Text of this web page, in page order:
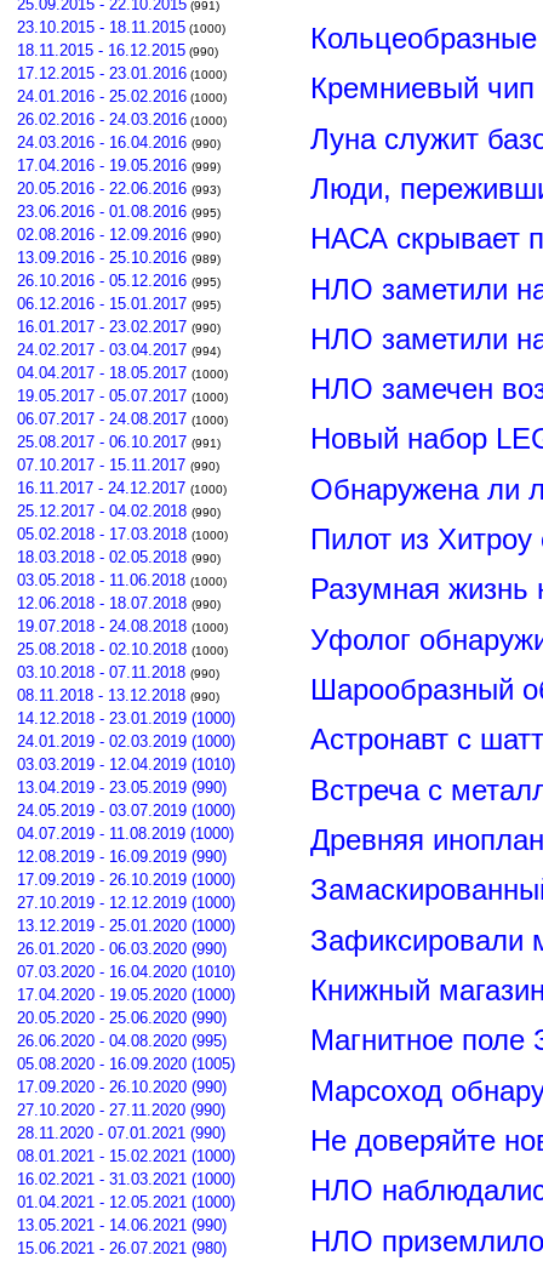
25.09.2015 - 22.10.2015 (991)
23.10.2015 - 18.11.2015 (1000)
18.11.2015 - 16.12.2015 (990)
17.12.2015 - 23.01.2016 (1000)
24.01.2016 - 25.02.2016 (1000)
26.02.2016 - 24.03.2016 (1000)
24.03.2016 - 16.04.2016 (990)
17.04.2016 - 19.05.2016 (999)
20.05.2016 - 22.06.2016 (993)
23.06.2016 - 01.08.2016 (995)
02.08.2016 - 12.09.2016 (990)
13.09.2016 - 25.10.2016 (989)
26.10.2016 - 05.12.2016 (995)
06.12.2016 - 15.01.2017 (995)
16.01.2017 - 23.02.2017 (990)
24.02.2017 - 03.04.2017 (994)
04.04.2017 - 18.05.2017 (1000)
19.05.2017 - 05.07.2017 (1000)
06.07.2017 - 24.08.2017 (1000)
25.08.2017 - 06.10.2017 (991)
07.10.2017 - 15.11.2017 (990)
16.11.2017 - 24.12.2017 (1000)
25.12.2017 - 04.02.2018 (990)
05.02.2018 - 17.03.2018 (1000)
18.03.2018 - 02.05.2018 (990)
03.05.2018 - 11.06.2018 (1000)
12.06.2018 - 18.07.2018 (990)
19.07.2018 - 24.08.2018 (1000)
25.08.2018 - 02.10.2018 (1000)
03.10.2018 - 07.11.2018 (990)
08.11.2018 - 13.12.2018 (990)
14.12.2018 - 23.01.2019 (1000)
24.01.2019 - 02.03.2019 (1000)
03.03.2019 - 12.04.2019 (1010)
13.04.2019 - 23.05.2019 (990)
24.05.2019 - 03.07.2019 (1000)
04.07.2019 - 11.08.2019 (1000)
12.08.2019 - 16.09.2019 (990)
17.09.2019 - 26.10.2019 (1000)
27.10.2019 - 12.12.2019 (1000)
13.12.2019 - 25.01.2020 (1000)
26.01.2020 - 06.03.2020 (990)
07.03.2020 - 16.04.2020 (1010)
17.04.2020 - 19.05.2020 (1000)
20.05.2020 - 25.06.2020 (990)
26.06.2020 - 04.08.2020 (995)
05.08.2020 - 16.09.2020 (1005)
17.09.2020 - 26.10.2020 (990)
27.10.2020 - 27.11.2020 (990)
28.11.2020 - 07.01.2021 (990)
08.01.2021 - 15.02.2021 (1000)
16.02.2021 - 31.03.2021 (1000)
01.04.2021 - 12.05.2021 (1000)
13.05.2021 - 14.06.2021 (990)
15.06.2021 - 26.07.2021 (980)
Кремниевый
Луна служит
Люди,
НАСА скрывает
НЛО заметили
НЛО заметили
НЛО замечен
Новый набор
Обнаружена ли
Пилот из
Разумная
Уфолог
Шарообразный
Астронавт с
Встреча с
Древняя
Зафиксировали
Книжный
Магнитное поле
Марсоход
Не доверяйте
НЛО
НЛО